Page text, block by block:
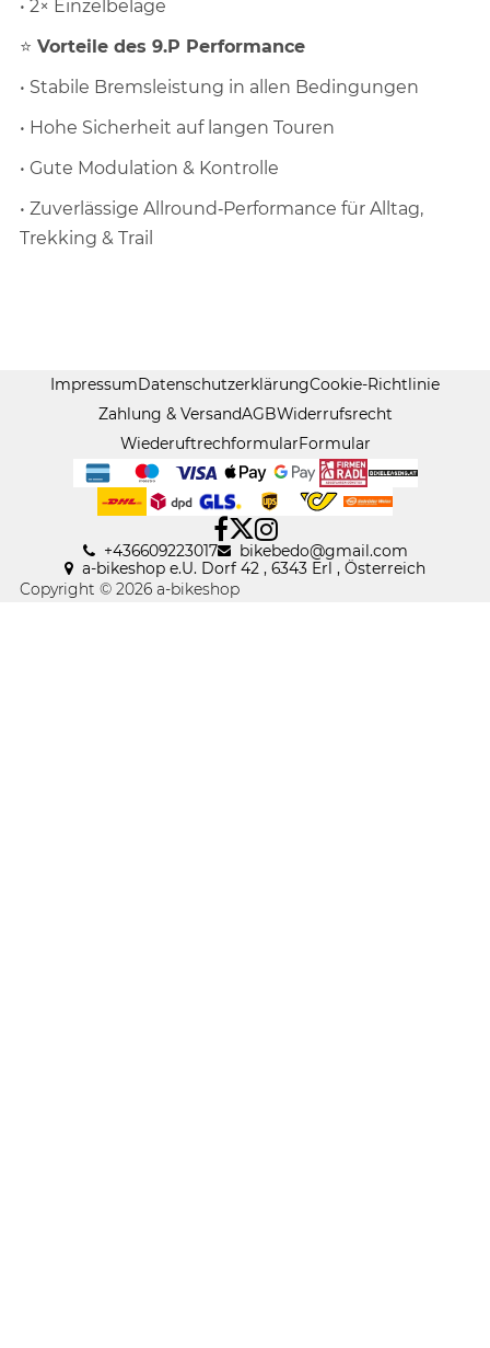
• 2× Einzelbeläge
⭐ Vorteile des 9.P Performance
• Stabile Bremsleistung in allen Bedingungen
• Hohe Sicherheit auf langen Touren
• Gute Modulation & Kontrolle
• Zuverlässige Allround‑Performance für Alltag,
Trekking & Trail
ImpressumDatenschutzerklärungCookie-Richtlinie
Zahlung & VersandAGBWiderrufsrecht
WiederuftrechformularFormular
+436609223017 bikebedo@gmail .com
a-bikeshop e.U. Dorf 42 , 6343 Erl , Österreich
Copyright © 2026 a-bikeshop